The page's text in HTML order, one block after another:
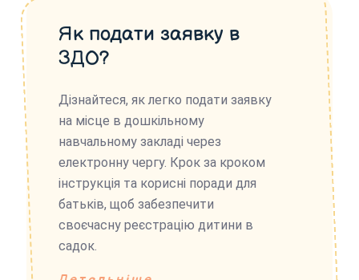
Як подати заявку в
ЗДО?
Дізнайтеся, як легко подати заявку
на місце в дошкільному
навчальному закладі через
електронну чергу. Крок за кроком
інструкція та корисні поради для
батьків, щоб забезпечити
своєчасну реєстрацію дитини в
садок.